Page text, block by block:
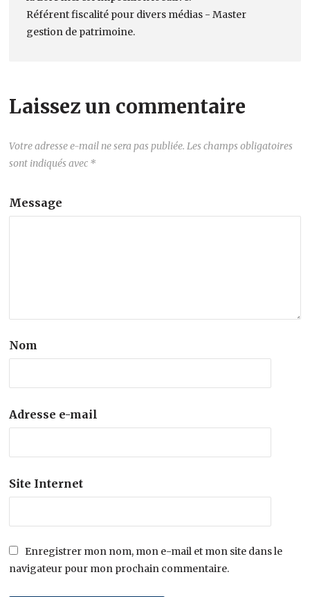
Référent fiscalité pour divers médias - Master
gestion de patrimoine.
Laissez un commentaire
Votre adresse e-mail ne sera pas publiée. Les champs obligatoires
sont indiqués avec *
Message
Nom
Adresse e-mail
Site Internet
Enregistrer mon nom, mon e-mail et mon site dans le
navigateur pour mon prochain commentaire.